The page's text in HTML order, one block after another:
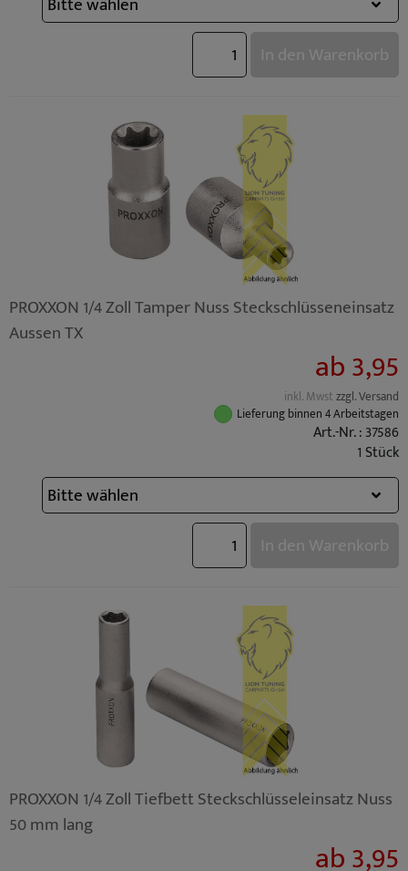
In den Warenkorb
PROXXON 1/4 Zoll Tamper Nuss Steckschlüsseneinsatz
Aussen TX
ab 3,95
inkl. Mwstzzgl. Versand
Lieferung binnen 4 Arbeitstagen
Art.-Nr. : 37586
1 Stück
In den Warenkorb
PROXXON 1/4 Zoll Tiefbett Steckschlüsseleinsatz Nuss
50 mm lang
ab 3,95